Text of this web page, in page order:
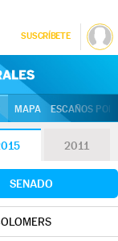
SUSCRÍBETE
MAPA ESCAÑOS
2011
SENADO